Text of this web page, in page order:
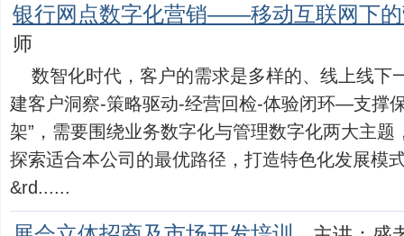
银行网点数字化营销——移动互联网下
师
数智化时代，客户的需求是多样的、线上线下
建客户洞察-策略驱动-经营回检-体验闭环—支撑
架”，需要围绕业务数字化与管理数字化两大主
探索适合本公司的最优路径，打造特色化发展模
&rd......